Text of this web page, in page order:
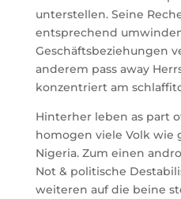
unterstellen. Seine
entsprechend
Geschäftsbeziehungen
anderem pass away
konzentriert am
Hinterher leben as part
homogen viele Volk wie
Nigeria. Zum einen
Not & politische
weiteren auf die beine